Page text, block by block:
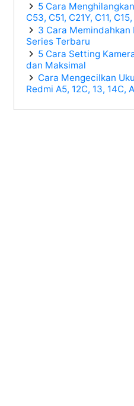
5 Cara
C53, C51, C21Y, C11,
3 Cara Memindahkan
Series Terbaru
5 Cara Setting
dan Maksimal
Cara Mengecilkan
Redmi A5, 12C, 13, 14C,